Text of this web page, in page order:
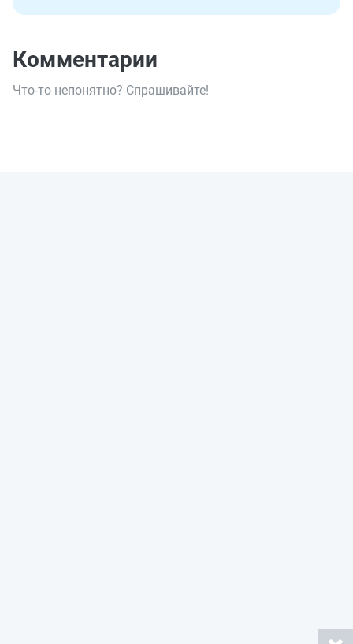
Комментарии
Что-то непонятно? Спрашивайте!